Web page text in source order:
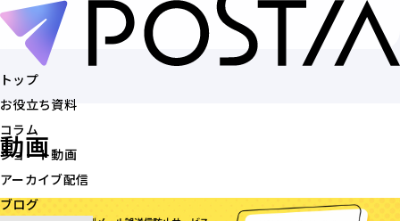
トップ
お役立ち資料
コラム
ショート動画
アーカイブ配信
ブログ
トップ
お役立ち資料
コラム
ショート動画
アーカイブ配信
動画